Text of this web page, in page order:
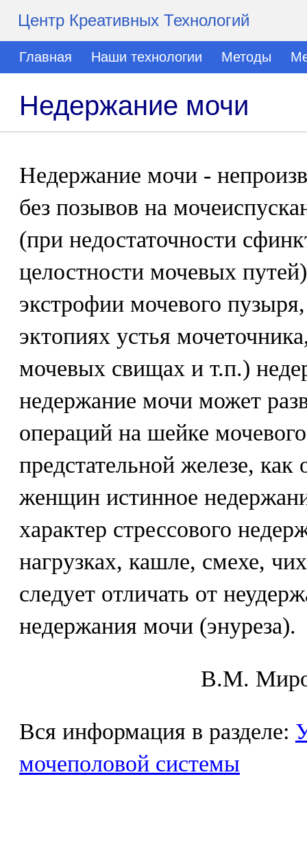
Центр Креативных Технологий
Главная Наши технологии Методы
Недержание мочи
Недержание мочи -
без позывов на
(при недостаточности
целостности мочевых
экстрофии мочевого
эктопиях устья
мочевых свищах и т.п.)
недержание мочи может
операций на шейке
предстательной железе,
женщин истинное
характер стрессового
нагрузках, кашле, смехе,
следует отличать от
недержания мочи (энуреза).
В.М.
Вся информация в разделе:
мочеполовой системы